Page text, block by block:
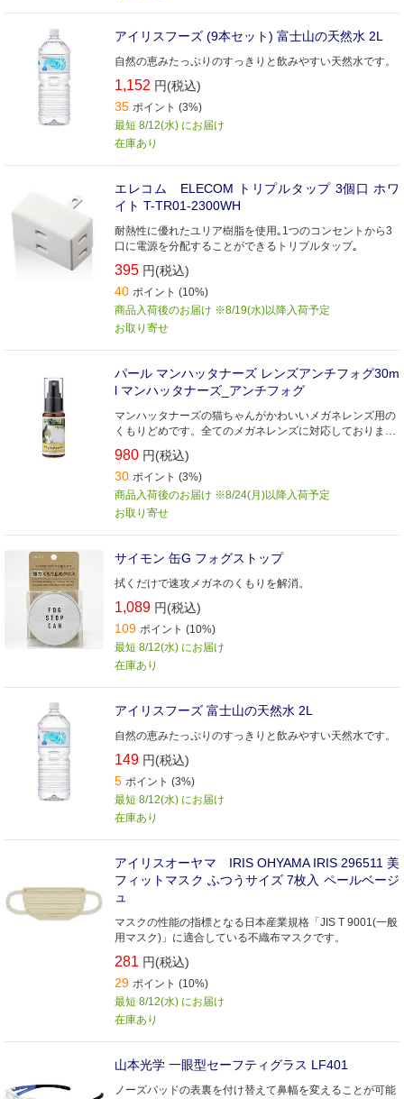
アイリスフーズ (9本セット) 富士山の天然水 2L
自然の恵みたっぷりのすっきりと飲みやすい天然水です。
1,152 円(税込)
35 ポイント (3%)
最短 8/12(水) にお届け
在庫あり
エレコム ELECOM トリプルタップ 3個口 ホワ
イト T-TR01-2300WH
耐熱性に優れたユリア樹脂を使用｡1つのコンセントから3
口に電源を分配することができるトリプルタップ｡
395 円(税込)
40 ポイント (10%)
商品入荷後のお届け ※8/19(水)以降入荷予定
お取り寄せ
パール マンハッタナーズ レンズアンチフォグ30m
l マンハッタナーズ_アンチフォグ
マンハッタナーズの猫ちゃんがかわいいメガネレンズ用の
くもりどめです。全てのメガネレンズに対応しておりま
す。
980 円(税込)
30 ポイント (3%)
商品入荷後のお届け ※8/24(月)以降入荷予定
お取り寄せ
サイモン 缶G フォグストップ
拭くだけで速攻メガネのくもりを解消。
1,089 円(税込)
109 ポイント (10%)
最短 8/12(水) にお届け
在庫あり
アイリスフーズ 富士山の天然水 2L
自然の恵みたっぷりのすっきりと飲みやすい天然水です。
149 円(税込)
5 ポイント (3%)
最短 8/12(水) にお届け
在庫あり
アイリスオーヤマ IRIS OHYAMA IRIS 296511 美
フィットマスク ふつうサイズ 7枚入 ペールベージ
ュ
マスクの性能の指標となる日本産業規格「JIS T 9001(一般
用マスク)」に適合している不織布マスクです。
281 円(税込)
29 ポイント (10%)
最短 8/12(水) にお届け
在庫あり
山本光学 一眼型セーフティグラス LF401
ノーズパッドの表裏を付け替えて鼻幅を変えることが可能